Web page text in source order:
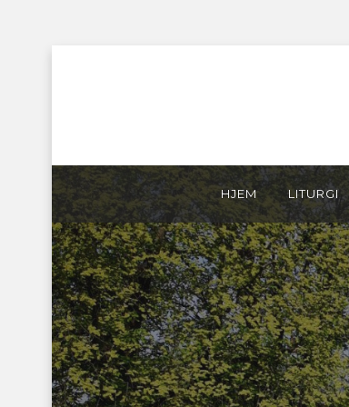
Skip
content
HJEM LITURGI